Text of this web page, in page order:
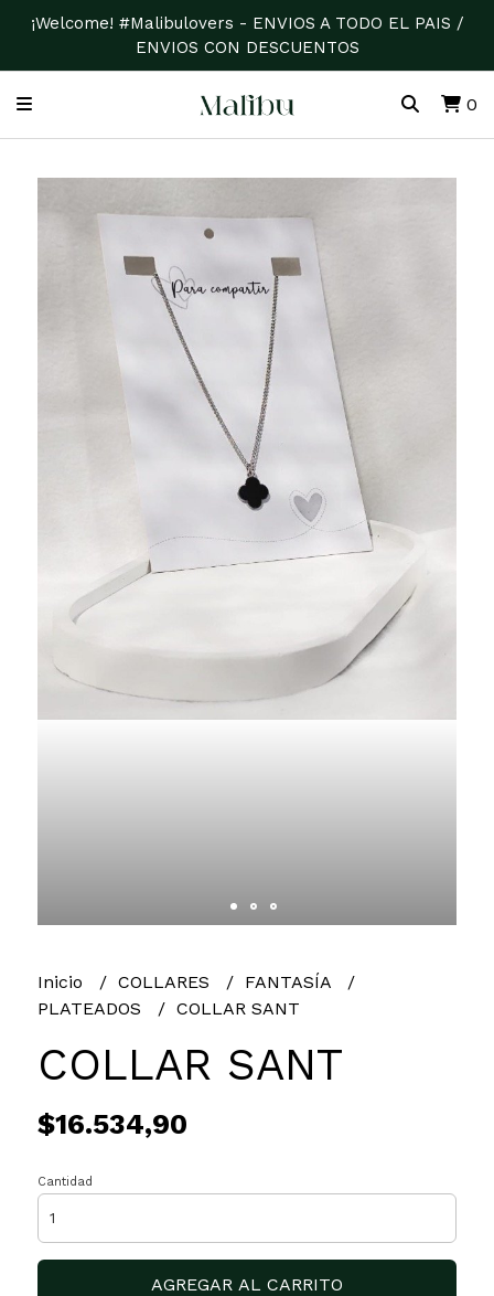
¡Welcome! #Malibulovers - ENVIOS A TODO EL PAIS /
ENVIOS CON DESCUENTOS
0
Inicio COLLARES
FANTASÍA
PLATEADOS
COLLAR SANT
COLLAR SANT
$16.534,90
Cantidad
AGREGAR AL CARRITO